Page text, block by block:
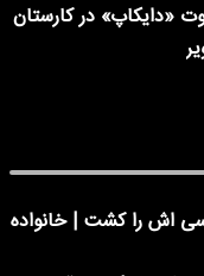
«دایکاپ» در کارستان
اش را کشت | خانواده